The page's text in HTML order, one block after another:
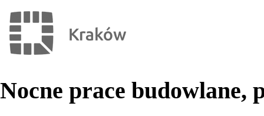
Nocne prace budowlane,